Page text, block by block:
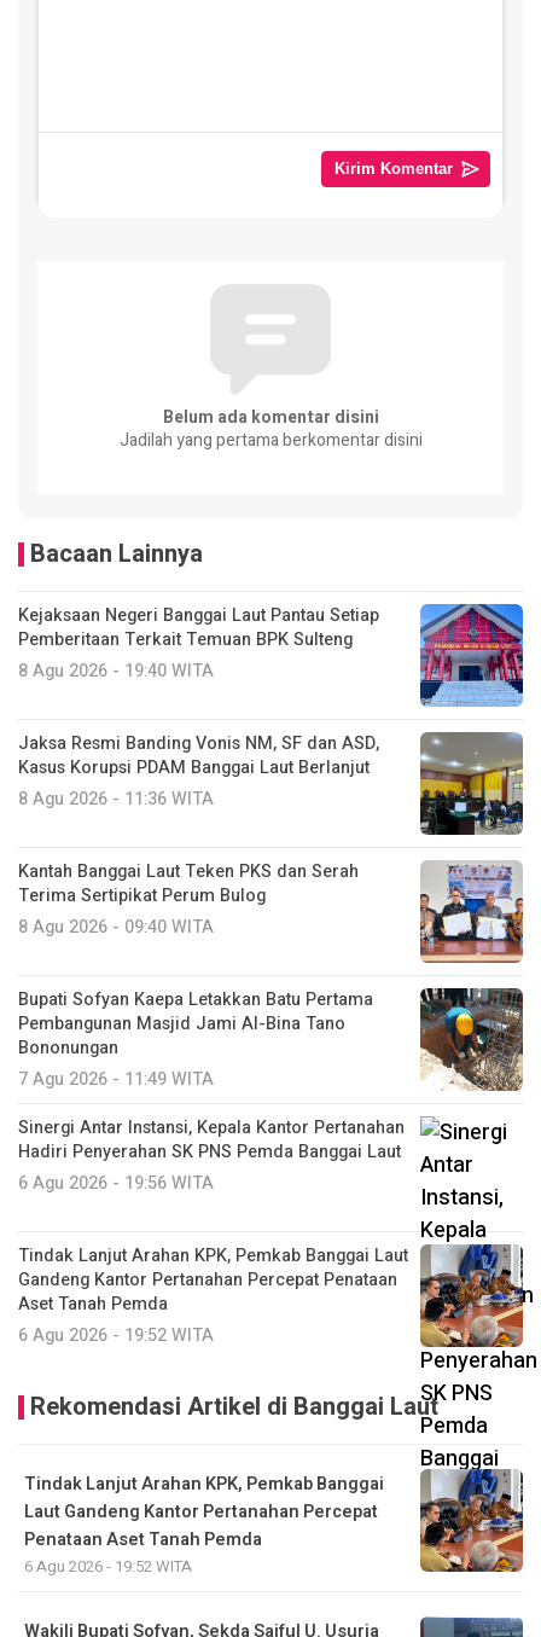
Belum ada komentar disini
Jadilah yang pertama berkomentar disini
Bacaan Lainnya
Kejaksaan Negeri Banggai Laut Pantau Setiap
Pemberitaan Terkait Temuan BPK Sulteng
8 Agu 2026 - 19:40 WITA
Jaksa Resmi Banding Vonis NM, SF dan ASD,
Kasus Korupsi PDAM Banggai Laut Berlanjut
8 Agu 2026 - 11:36 WITA
Kantah Banggai Laut Teken PKS dan Serah
Terima Sertipikat Perum Bulog
8 Agu 2026 - 09:40 WITA
Bupati Sofyan Kaepa Letakkan Batu Pertama
Pembangunan Masjid Jami Al-Bina Tano
Bononungan
7 Agu 2026 - 11:49 WITA
Sinergi Antar Instansi, Kepala Kantor Pertanahan
Hadiri Penyerahan SK PNS Pemda Banggai Laut
6 Agu 2026 - 19:56 WITA
Tindak Lanjut Arahan KPK, Pemkab Banggai Laut
Gandeng Kantor Pertanahan Percepat Penataan
Aset Tanah Pemda
6 Agu 2026 - 19:52 WITA
Rekomendasi Artikel di Banggai Laut
Tindak Lanjut Arahan KPK, Pemkab Banggai
Laut Gandeng Kantor Pertanahan Percepat
Penataan Aset Tanah Pemda
6 Agu 2026 - 19:52 WITA
Wakili Bupati Sofyan, Sekda Saiful U. Usuria